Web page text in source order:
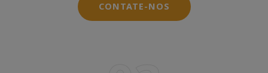
CONTATE-NOS